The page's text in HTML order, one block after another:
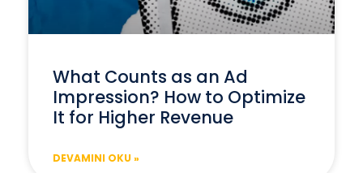
What Counts as an Ad
Impression? How to Optimize
It for Higher Revenue
DEVAMINI OKU »